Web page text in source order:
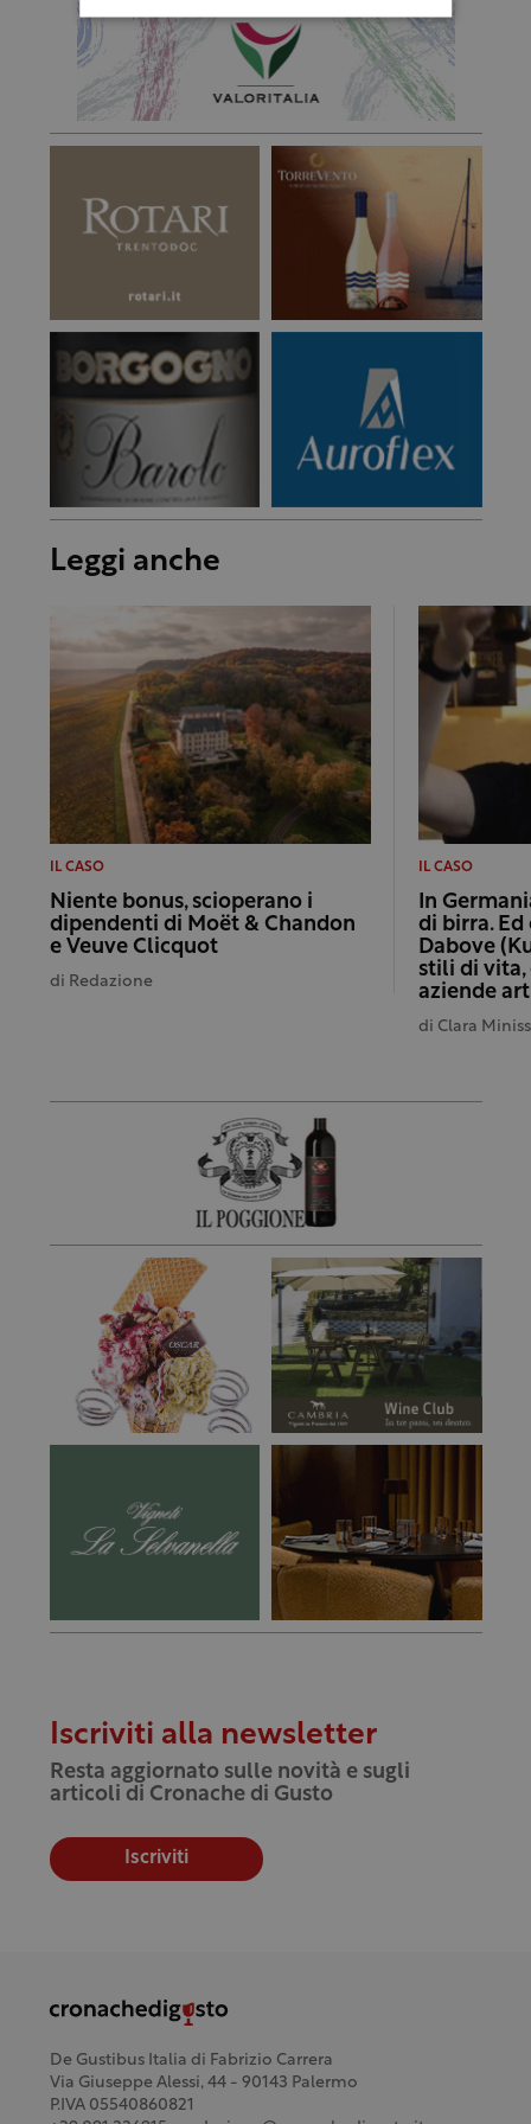
Leggi anche
IL CASO
Niente bonus, scioperano i
dipendenti di Moët & Chandon
e Veuve Clicquot
di Redazione
IL CASO
In
di birra. Ed
Dabove
stili di
aziende
di Clara
Iscriviti alla newsletter
Resta aggiornato sulle novità e sugli
articoli di Cronache di Gusto
Iscriviti
De Gustibus Italia di Fabrizio Carrera
Via Giuseppe Alessi, 44 - 90143 Palermo
P.IVA 05540860821